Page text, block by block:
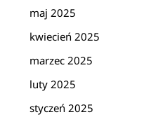
maj 2025
kwiecień 2025
marzec 2025
luty 2025
styczeń 2025